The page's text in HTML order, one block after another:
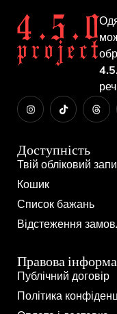
Доступність
Твій обліковий
Кошик
Список бажань
Відстеження
Правова
Публічний договір
Політика